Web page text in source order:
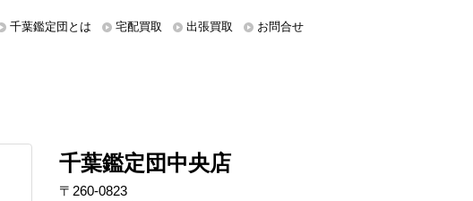
千葉鑑定団とは 宅配買取 出張買取 お問合せ
千葉鑑定団中央店
〒260-0823